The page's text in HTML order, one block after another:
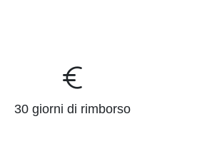
30 giorni di rimborso